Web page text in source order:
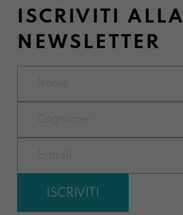
ISCRIVITI ALLA
NEWSLETTER